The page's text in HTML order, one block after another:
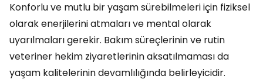
Konforlu ve mutlu bir yaşam sürebilmeleri için fiziksel
olarak enerjilerini atmaları ve mental olarak
uyarılmaları gerekir. Bakım süreçlerinin ve rutin
veteriner hekim ziyaretlerinin aksatılmaması da
yaşam kalitelerinin devamlılığında belirleyicidir.